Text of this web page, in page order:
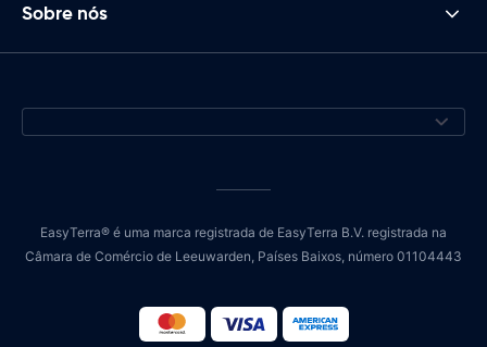
Sobre nós
EasyTerra® é uma marca registrada de EasyTerra B.V. registrada na
Câmara de Comércio de Leeuwarden, Países Baixos, número 01104443